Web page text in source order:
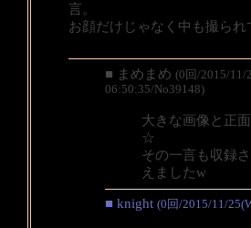
言。
お顔だけじゃなく中も撮られ
■ まめまめ (0回/2015/11/
06:50:35/No39148)
大きな画像と正
☆
その一言も収録
えましたw
■ knight (0回/2015/11/